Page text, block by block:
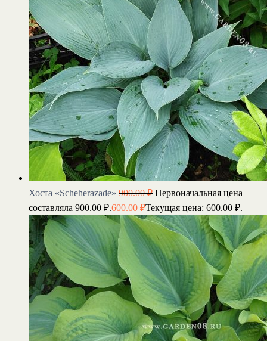
Хоста «Scheherazade» 900.00₽ Первоначальная цена
составляла 900.00 ₽.600.00 ₽Текущая цена: 600.00 ₽.